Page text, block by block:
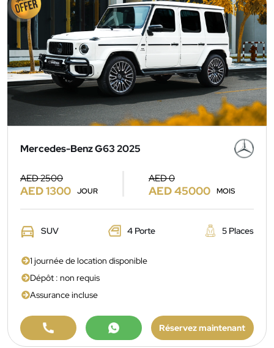
Mercedes-Benz G63 2025
AED 2500
AED 1300 JOUR
AED 0
AED 45000 MOIS
SUV 4 Porte 5 Places
1 journée de location disponible
Dépôt : non requis
Assurance incluse
Réservez maintenant